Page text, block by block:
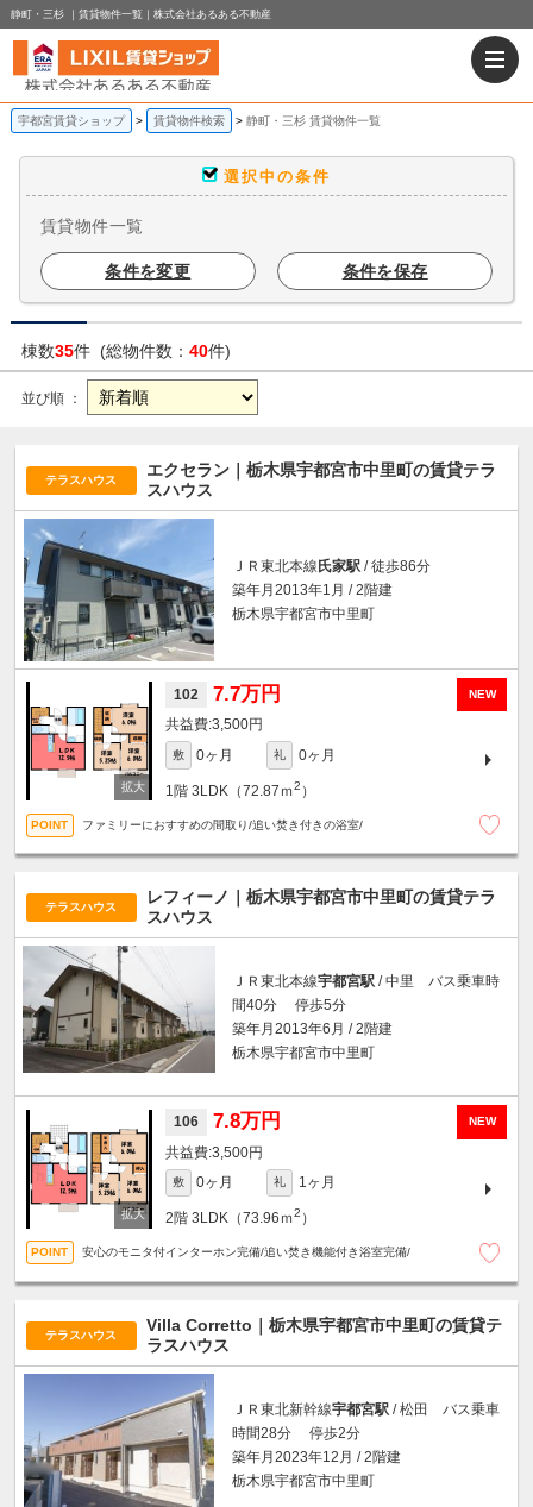
静町・三杉 ｜賃貸物件一覧｜株式会社あるある不動産
宇都宮賃貸ショップ 賃貸物件検索 静町・三杉 賃貸物件一覧
選択中の条件
賃貸物件一覧
条件を変更 条件を保存
棟数35件 (総物件数： 40件)
並び順 ：
テラスハウス
エクセラン｜栃木県宇都宮市中里町の賃貸テラ
スハウス
ＪＲ東北本線氏家駅 / 徒歩86分
築年月2013年1月 / 2階建
栃木県宇都宮市中里町
NEW
102 7.7万円
3,500円
敷 0ヶ月 礼 0ヶ月
1階 3LDK（72.87ｍ2 ）
ファミリーにおすすめの間取り/追い焚き付きの浴室/
テラスハウス
レフィーノ｜栃木県宇都宮市中里町の賃貸テラ
スハウス
ＪＲ東北本線宇都宮駅 / 中里 バス乗車時
間40分 停歩5分
築年月2013年6月 / 2階建
栃木県宇都宮市中里町
NEW
106 7.8万円
3,500円
敷 0ヶ月 礼 1ヶ月
2階 3LDK（73.96ｍ2 ）
安心のモニタ付インターホン完備/追い焚き機能付き浴室完備/
テラスハウス
Villa Corretto｜栃木県宇都宮市中里町の賃貸テ
ラスハウス
ＪＲ東北新幹線宇都宮駅 / 松田 バス乗車
時間28分 停歩2分
築年月2023年12月 / 2階建
栃木県宇都宮市中里町